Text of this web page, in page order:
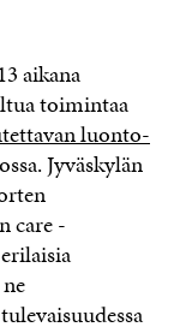
aikana
toimintaa
luonto-
Jyväskylän
care -